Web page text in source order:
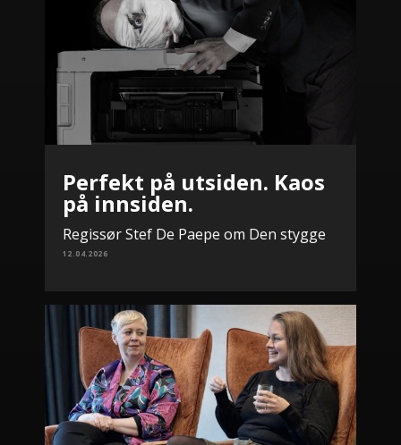
Perfekt på utsiden. Kaos
på innsiden.
Regissør Stef De Paepe om Den stygge
12.04.2026